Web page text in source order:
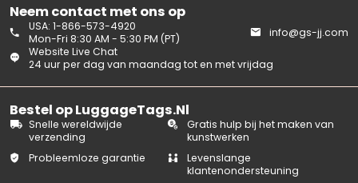
Neem contact met ons op
Website Live Chat
24 uur per dag van maandag tot en met vrijdag
USA: 1-866-573-4920
Mon-Fri 8:30 AM - 5:30 PM (PT)
info@gs-jj.com
Bestel op LuggageTags.Nl
Snelle wereldwijde
verzending
Gratis hulp bij het maken van
kunstwerken
Probleemloze garantie
Levenslange
klantenondersteuning